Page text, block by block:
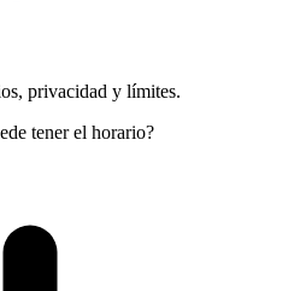
privacidad y límites.
tener el horario?